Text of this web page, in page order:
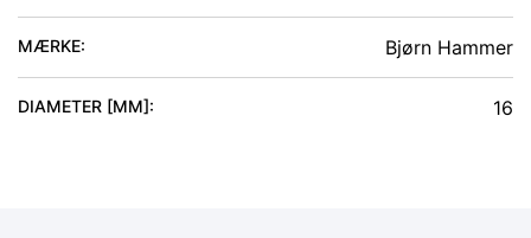
MÆRKE: Bjørn Hammer
DIAMETER [MM]: 16